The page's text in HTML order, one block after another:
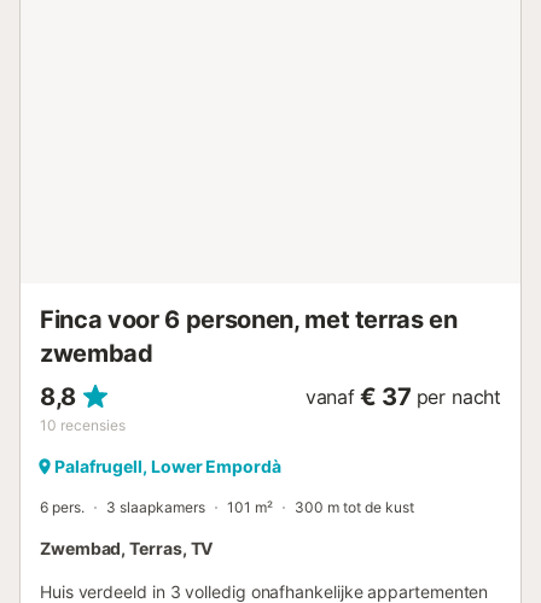
Finca voor 6 personen, met terras en
zwembad
8,8
10 recensies
vanaf € 37 per nacht
Palafrugell, Lower Empordà
6 pers. 3 slaapkamers 101 m² 300 m tot de kust
Zwembad, Terras, TV
Huis verdeeld in 3 volledig onafhankelijke appartementen